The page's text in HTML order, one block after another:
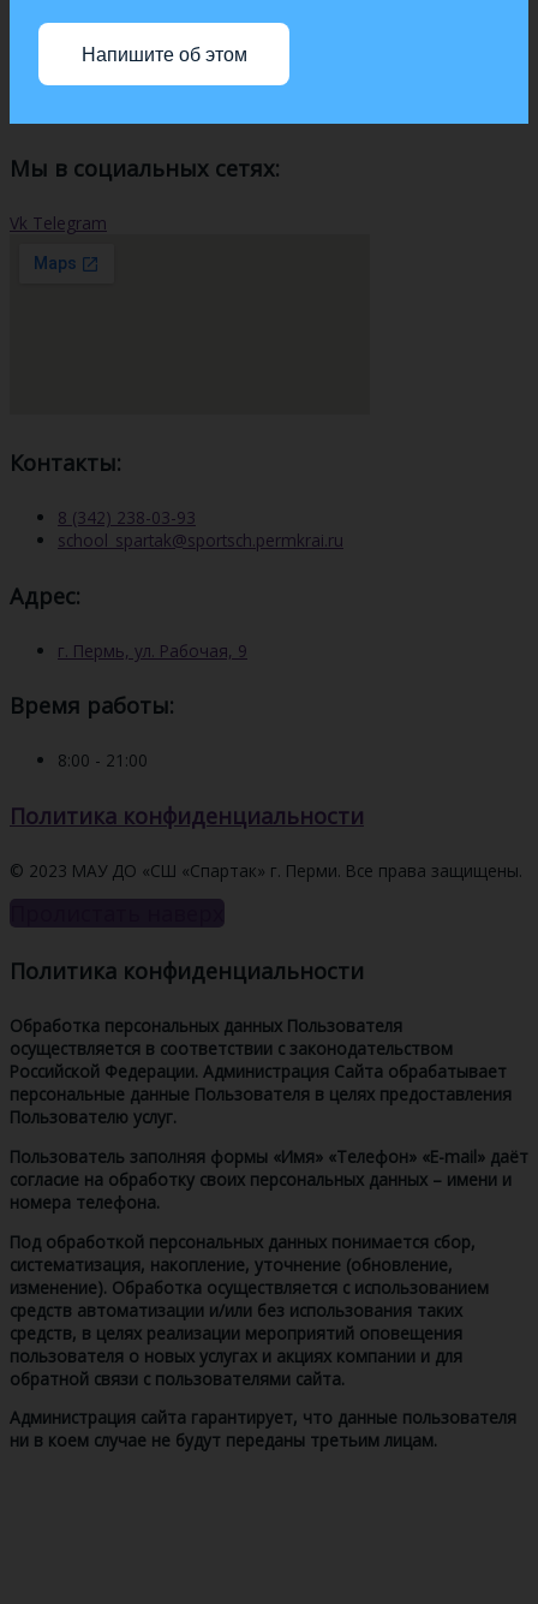
Напишите об этом
Мы в социальных сетях:
Vk Telegram
Контакты:
8 (342) 238-03-93
school_spartak@sportsch.permkrai.ru
Адрес:
г. Пермь, ул. Рабочая, 9
Время работы:
8:00 - 21:00
Политика конфиденциальности
© 2023 МАУ ДО «СШ «Спартак» г. Перми. Все права защищены.
Политика конфиденциальности
Обработка персональных данных Пользователя
осуществляется в соответствии с законодательством
Российской Федерации. Администрация Сайта обрабатывает
персональные данные Пользователя в целях предоставления
Пользователю услуг.
Пользователь заполняя формы «Имя» «Телефон» «E-mail» даёт
согласие на обработку своих персональных данных – имени и
номера телефона.
Под обработкой персональных данных понимается сбор,
систематизация, накопление, уточнение (обновление,
изменение). Обработка осуществляется с использованием
средств автоматизации и/или без использования таких
средств, в целях реализации мероприятий оповещения
пользователя о новых услугах и акциях компании и для
обратной связи с пользователями сайта.
Администрация сайта гарантирует, что данные пользователя
ни в коем случае не будут переданы третьим лицам.